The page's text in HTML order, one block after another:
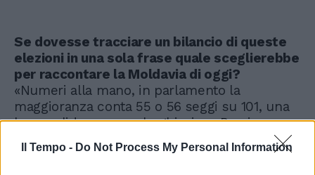
Il Tempo - Do Not Process My Personal Information
Se dovesse tracciare un bilancio di queste
elezioni in una sola frase quale sceglierebbe
per raccontare la Moldavia di oggi?
«Numeri alla mano, in parlamento la
maggioranza conta 55 o 56 seggi su 101, una
base solida, ma non larghissima. Persino
Mihai Ghimpu, ex capo di Stato moldavo,
qualche tempo fa ha lanciato un appello a